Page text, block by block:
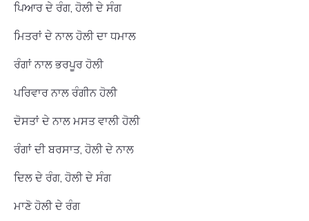
ਪਿਆਰ ਦੇ ਰੰਗ, ਹੋਲੀ ਦੇ ਸੰਗ
ਮਿਤਰਾਂ ਦੇ ਨਾਲ ਹੋਲੀ ਦਾ ਧਮਾਲ
ਰੰਗਾਂ ਨਾਲ ਭਰਪੂਰ ਹੋਲੀ
ਪਰਿਵਾਰ ਨਾਲ ਰੰਗੀਨ ਹੋਲੀ
ਦੋਸਤਾਂ ਦੇ ਨਾਲ ਮਸਤ ਵਾਲੀ ਹੋਲੀ
ਰੰਗਾਂ ਦੀ ਬਰਸਾਤ, ਹੋਲੀ ਦੇ ਨਾਲ
ਦਿਲ ਦੇ ਰੰਗ, ਹੋਲੀ ਦੇ ਸੰਗ
ਮਾਣੋ ਹੋਲੀ ਦੇ ਰੰਗ